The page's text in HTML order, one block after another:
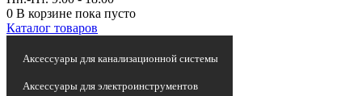
0 В корзине пока пусто
Каталог товаров
Аксессуары для канализационной системы
Аксессуары для электроинструментов